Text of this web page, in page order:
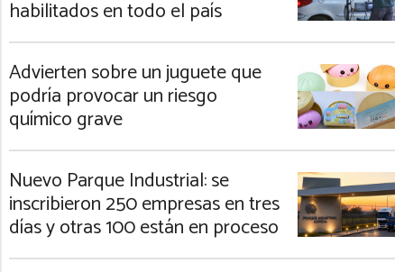
habilitados en todo el país
Advierten sobre un juguete que
podría provocar un riesgo
químico grave
Nuevo Parque Industrial: se
inscribieron 250 empresas en tres
días y otras 100 están en proceso